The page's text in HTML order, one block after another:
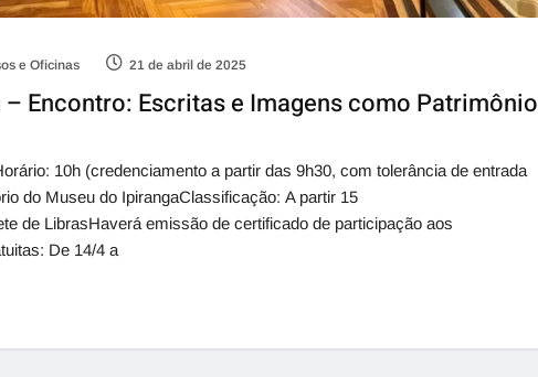
e Oficinas 21 de abril de 2025
Encontro: Escritas e Imagens como Patrimônio
10h (credenciamento a partir das 9h30, com tolerância de entrada
do Museu do IpirangaClassificação: A partir 15
de LibrasHaverá emissão de certificado de participação aos
De 14/4 a